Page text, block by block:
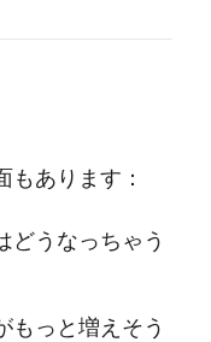
あります：
どうなっちゃう
もっと増えそう